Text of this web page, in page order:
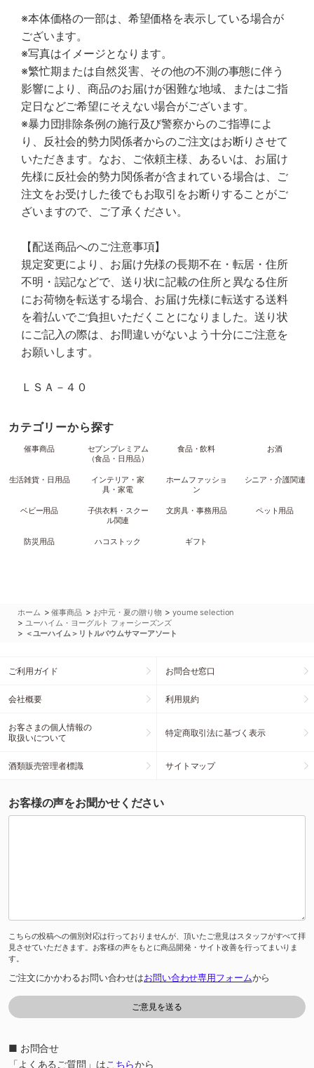
※本体価格の一部は、希望価格を表示している場合が
ございます。
※写真はイメージとなります。
※繁忙期または自然災害、その他の不測の事態に伴う
影響により、商品のお届けが困難な地域、またはご指
定日などご希望にそえない場合がございます。
※暴力団排除条例の施行及び警察からのご指導によ
り、反社会的勢力関係者からのご注文はお断りさせて
いただきます。なお、ご依頼主様、あるいは、お届け
先様に反社会的勢力関係者が含まれている場合は、ご
注文をお受けした後でもお取引をお断りすることがご
ざいますので、ご了承ください。
【配送商品へのご注意事項】
規定変更により、お届け先様の長期不在・転居・住所
不明・誤記などで、送り状に記載の住所と異なる住所
にお荷物を転送する場合、お届け先様に転送する送料
を着払いでご負担いただくことになりました。送り状
にご記入の際は、お間違いがないよう十分にご注意を
お願いします。
ＬＳＡ－４０
カテゴリーから探す
催事商品
セブンプレミアム
（食品・日用品）
食品・飲料 お酒
生活雑貨・日用品
インテリア・家
具・家電
ホームファッショ
ン
シニア・介護関連
ベビー用品
子供衣料・スクー
ル関連
文房具・事務用品 ペット用品
防災用品 ハコストック ギフト
ホーム >催事商品 > お中元・夏の贈り物 >youme selection
> ユーハイム・ヨーグルト フォーシーズンズ
> ＜ユーハイム＞リトルバウムサマーアソート
ご利用ガイド お問合せ窓口
会社概要 利用規約
お客さまの個人情報の
取扱いについて
特定商取引法に基づく表示
酒類販売管理者標識 サイトマップ
お客様の声をお聞かせください
こちらの投稿への個別対応は行っておりませんが、頂いたご意見はスタッフがすべて拝
見させていただきます。お客様の声をもとに商品開発・サイト改善を行ってまいりま
す。
ご注文にかかわるお問い合わせはお問い合わせ専用フォームから
■ お問合せ
「よくあるご質問」はこちらから